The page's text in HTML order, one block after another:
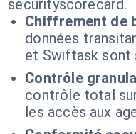
securityscorecard.
Chiffrement de
données
et Swiftask sont
Contrôle
contrôle total
les accès aux